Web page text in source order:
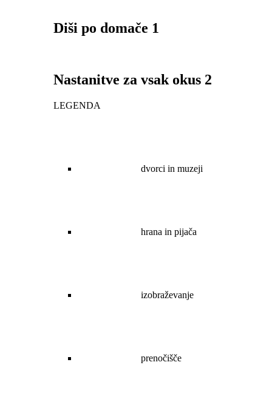
Diši po domače 1
Nastanitve za vsak okus 2
LEGENDA
dvorci in muzeji
hrana in pijača
izobraževanje
prenočišče